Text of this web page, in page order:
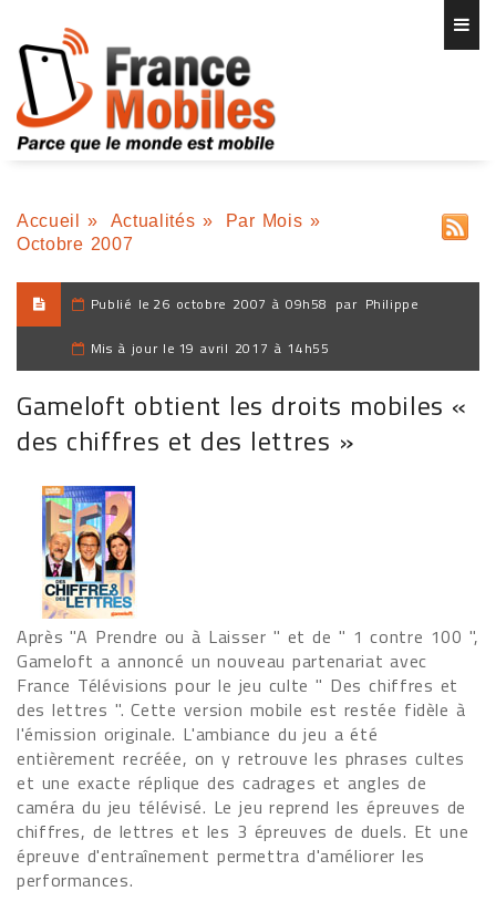
Accueil » Actualités » Par Mois »
Octobre 2007
Publié le 26 octobre 2007 à 09h58 par Philippe
Mis à jour le 19 avril 2017 à 14h55
Gameloft obtient les droits mobiles «
des chiffres et des lettres »
Après "A Prendre ou à Laisser " et de " 1 contre 100 ",
Gameloft a annoncé un nouveau partenariat avec
France Télévisions pour le jeu culte " Des chiffres et
des lettres ". Cette version mobile est restée fidèle à
l'émission originale. L'ambiance du jeu a été
entièrement recréée, on y retrouve les phrases cultes
et une exacte réplique des cadrages et angles de
caméra du jeu télévisé. Le jeu reprend les épreuves de
chiffres, de lettres et les 3 épreuves de duels. Et une
épreuve d'entraînement permettra d'améliorer les
performances.